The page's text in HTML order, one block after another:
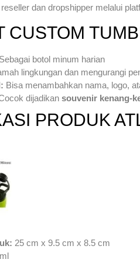
dan dropshipper melalui
CUSTOM
Sebagai botol minum harian
lingkungan dan mengurangi
Bisa menambahkan nama, logo,
dijadikan souvenir kenang-
PRODUK
25 cm x 9.5 cm x 8.5 cm